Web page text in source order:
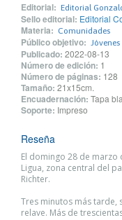
Editorial: Editorial
Sello editorial: Editorial
Materia: Comunidades
Público objetivo:
Publicado: 2022-08-13
Número de edición: 1
Número de páginas: 128
Tamaño: 21x15cm.
Encuadernación: Tapa
Soporte: Impreso
Reseña
El domingo 28 de marzo
Ligua, zona central del
Richter.
Tres minutos más tarde,
relave. Más de